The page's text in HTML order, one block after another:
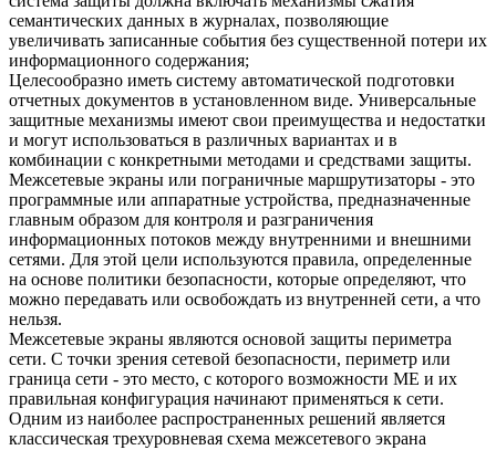
семантических данных в журналах, позволяющие
увеличивать записанные события без существенной потери их
информационного содержания;
Целесообразно иметь систему автоматической подготовки
отчетных документов в установленном виде. Универсальные
защитные механизмы имеют свои преимущества и недостатки
и могут использоваться в различных вариантах и в
комбинации с конкретными методами и средствами защиты.
Межсетевые экраны или пограничные маршрутизаторы - это
программные или аппаратные устройства, предназначенные
главным образом для контроля и разграничения
информационных потоков между внутренними и внешними
сетями. Для этой цели используются правила, определенные
на основе политики безопасности, которые определяют, что
можно передавать или освобождать из внутренней сети, а что
нельзя.
Межсетевые экраны являются основой защиты периметра
сети. С точки зрения сетевой безопасности, периметр или
граница сети - это место, с которого возможности ME и их
правильная конфигурация начинают применяться к сети.
Одним из наиболее распространенных решений является
классическая трехуровневая схема межсетевого экрана